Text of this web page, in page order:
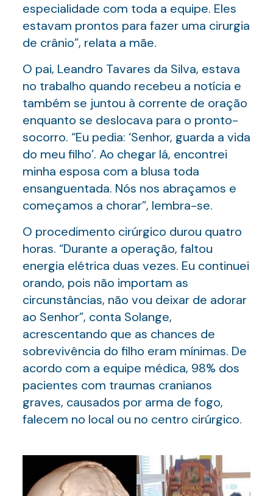
especialidade com toda a equipe. Eles
estavam prontos para fazer uma cirurgia
de crânio”, relata a mãe.
O pai, Leandro Tavares da Silva, estava
no trabalho quando recebeu a notícia e
também se juntou à corrente de oração
enquanto se deslocava para o pronto-
socorro. “Eu pedia: ‘Senhor, guarda a vida
do meu filho’. Ao chegar lá, encontrei
minha esposa com a blusa toda
ensanguentada. Nós nos abraçamos e
começamos a chorar”, lembra-se.
O procedimento cirúrgico durou quatro
horas. “Durante a operação, faltou
energia elétrica duas vezes. Eu continuei
orando, pois não importam as
circunstâncias, não vou deixar de adorar
ao Senhor”, conta Solange,
acrescentando que as chances de
sobrevivência do filho eram mínimas. De
acordo com a equipe médica, 98% dos
pacientes com traumas cranianos
graves, causados por arma de fogo,
falecem no local ou no centro cirúrgico.